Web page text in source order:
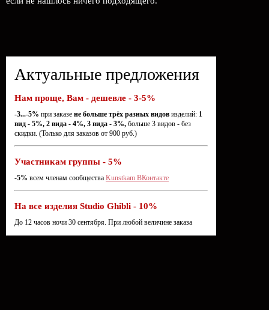
Актуальные предложения
Нам проще, Вам - дешевле - 3-5%
-3...-5% при заказе не больше трёх разных видов изделий: 1
вид - 5%, 2 вида - 4%, 3 вида - 3%, больше 3 видов - без
скидки. (Только для заказов от 900 руб.)
Участникам группы - 5%
-5% всем членам сообщества Kunstkam ВКонтакте
На все изделия Studio Ghibli - 10%
До 12 часов ночи 30 сентября. При любой величине заказа